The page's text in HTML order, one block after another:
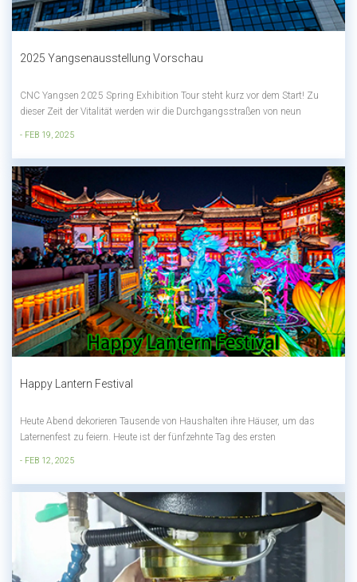
2025 Yangsenausstellung Vorschau
CNC Yangsen 2025 Spring Exhibition Tour steht kurz vor dem Start! Zu
dieser Zeit der Vitalität werden wir die Durchgangsstraßen von neun
aufrichtig ein, sich uns a...
- FEB 19, 2025
Happy Lantern Festival
Heute Abend dekorieren Tausende von Haushalten ihre Häuser, um das
Laternenfest zu feiern. Heute ist der fünfzehnte Tag des ersten
erste Monat des Mondkalenders ist...
- FEB 12, 2025